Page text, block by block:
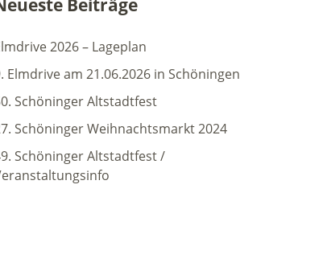
Beiträge
2026 – Lageplan
Elmdrive am 21.06.2026 in Schöningen
Schöninger Altstadtfest
Schöninger Weihnachtsmarkt 2024
Schöninger Altstadtfest /